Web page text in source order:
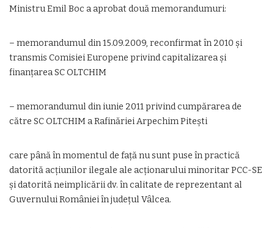
Ministru Emil Boc a aprobat două memorandumuri:
– memorandumul din 15.09.2009, reconfirmat în 2010 și
transmis Comisiei Europene privind capitalizarea și
finanțarea SC OLTCHIM
– memorandumul din iunie 2011 privind cumpărarea de
către SC OLTCHIM a Rafinăriei Arpechim Pitești
care până în momentul de față nu sunt puse în practică
datorită acțiunilor ilegale ale acționarului minoritar PCC-SE
și datorită neimplicării dv. în calitate de reprezentant al
Guvernului României în județul Vâlcea.